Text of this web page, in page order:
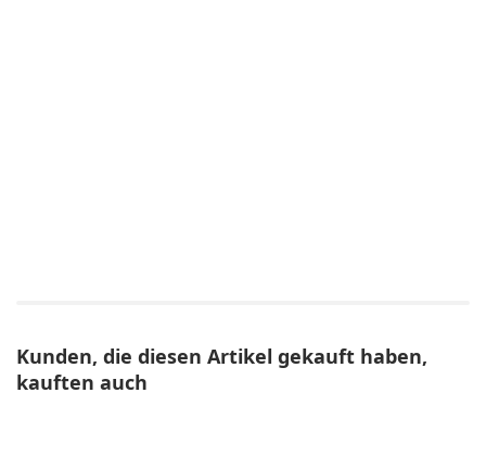
Kunden, die diesen Artikel gekauft haben,
kauften auch